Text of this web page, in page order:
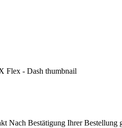
Nach Bestätigung Ihrer Bestellung